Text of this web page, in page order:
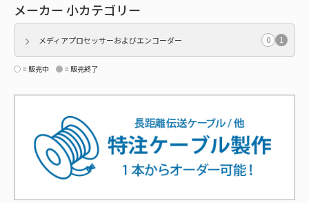
メーカー 小カテゴリー
メディアプロセッサーおよびエンコーダー 0 1
= 販売中 = 販売終了